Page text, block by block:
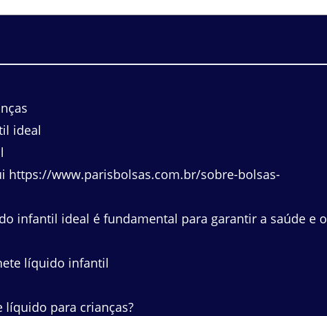
ideal
https://www.parisbolsas.com.br/sobre-bolsas-
infantil ideal é fundamental para garantir a saúde e o
líquido infantil
líquido para crianças?